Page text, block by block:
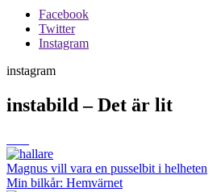
Facebook
Twitter
Instagram
instagram
instabild – Det är lit
Magnus vill vara en pusselbit i helheten
Min bilkår: Hemvärnet